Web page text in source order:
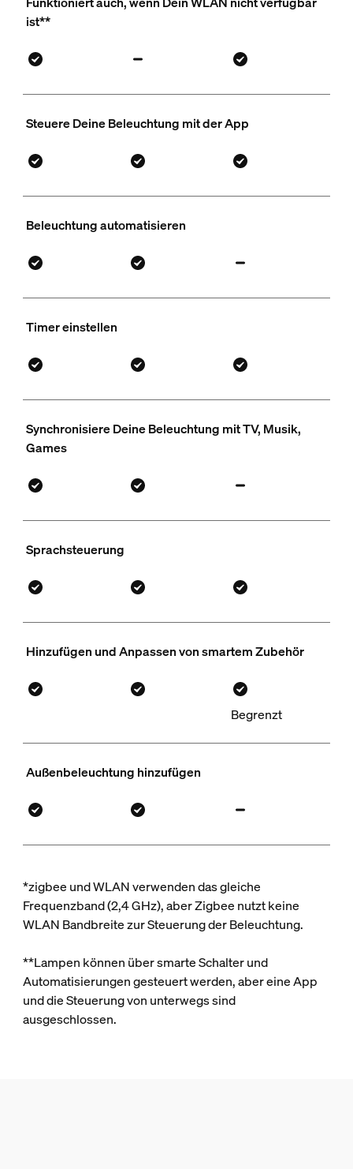
ist**
Steuere Deine Beleuchtung mit der App
Beleuchtung automatisieren
Timer einstellen
Synchronisiere Deine Beleuchtung mit TV, Musik,
Games
Sprachsteuerung
Hinzufügen und Anpassen von smartem Zubehör
Begrenzt
Außenbeleuchtung hinzufügen
*zigbee und WLAN verwenden das gleiche
Frequenzband (2,4 GHz), aber Zigbee nutzt keine
WLAN Bandbreite zur Steuerung der Beleuchtung.
**Lampen können über smarte Schalter und
Automatisierungen gesteuert werden, aber eine App
und die Steuerung von unterwegs sind
ausgeschlossen.